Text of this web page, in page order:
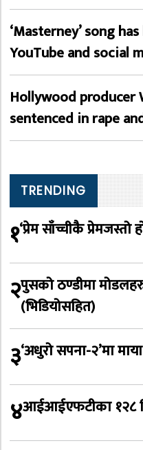
‘Masterney’ song
YouTube and social
Hollywood producer
sentenced in rape
TRENDING
१‘प्रेम साँच्चीकै प्रेमजस्तो
२पुसको ठण्डीमा
(भिडियोसहित)
३‘अधुरो सपना-२’मा
४आईआईएफटीका १२८